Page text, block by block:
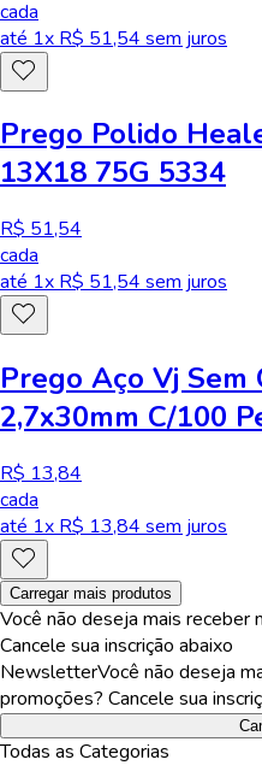
cada
até 1x R$ 51,54 sem juros
Prego Polido
13X18 75G 5334
R$ 51,54
cada
até 1x R$ 51,54 sem juros
Prego Aço Vj Sem
2,7x30mm C/100
R$ 13,84
cada
até 1x R$ 13,84 sem juros
Carregar mais produtos
Você não deseja mais receber
Cancele sua inscrição abaixo
NewsletterVocê não deseja
promoções? Cancele sua
Todas as Categorias